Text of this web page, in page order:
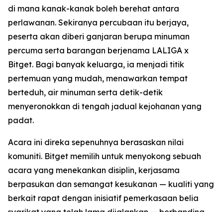
di mana kanak-kanak boleh berehat antara
perlawanan. Sekiranya percubaan itu berjaya,
peserta akan diberi ganjaran berupa minuman
percuma serta barangan berjenama LALIGA x
Bitget. Bagi banyak keluarga, ia menjadi titik
pertemuan yang mudah, menawarkan tempat
berteduh, air minuman serta detik-detik
menyeronokkan di tengah jadual kejohanan yang
padat.
Acara ini direka sepenuhnya berasaskan nilai
komuniti. Bitget memilih untuk menyokong sebuah
acara yang menekankan disiplin, kerjasama
berpasukan dan semangat kesukanan — kualiti yang
berkait rapat dengan inisiatif pemerkasaan belia